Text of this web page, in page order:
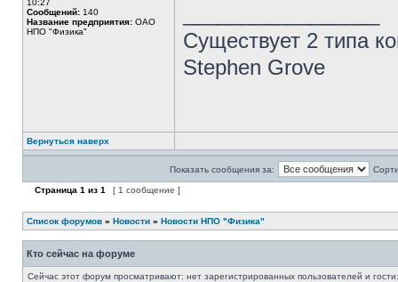
10:27
Сообщений: 140
Название предприятия: ОАО
НПО "Физика"
Существует 2 типа
Stephen Grove
Вернуться наверх
Показать сообщения за:
Страница 1 из 1 [ 1 сообщение ]
Список форумов » Новости » Новости НПО "Физика"
Кто сейчас на форуме
Сейчас этот форум просматривают: нет зарегистрированных пользователей и